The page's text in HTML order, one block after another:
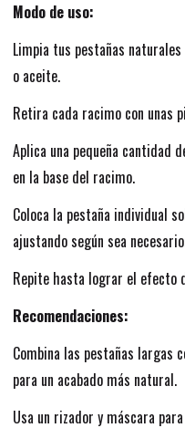
Modo de uso:
Limpia tus pestañas
o aceite.
Retira cada racimo con unas
Aplica una pequeña cantidad
en la base del racimo.
Coloca la pestaña individual
ajustando según sea
Repite hasta lograr el efecto
Recomendaciones:
Combina las pestañas largas
para un acabado más natural.
Usa un rizador y máscara